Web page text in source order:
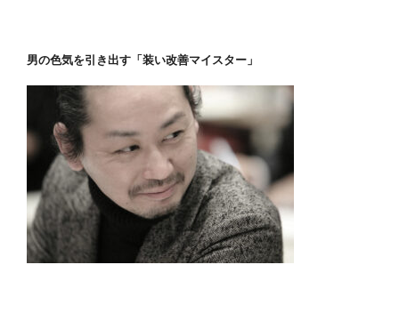
男の色気を引き出す「装い改善マイスター」